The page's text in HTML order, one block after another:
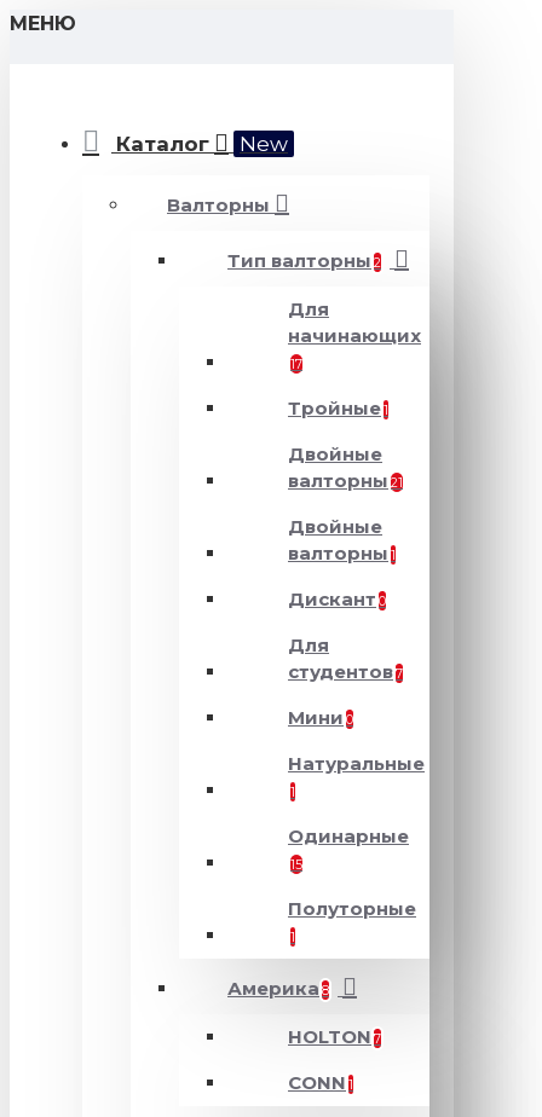
МЕНЮ
Каталог New
Валторны
Тип валторны 2
Для
начинающих
17
Тройные1
Двойные
валторны 21
Двойные
валторны 1
Дискант 0
Для
студентов7
Мини 0
Натуральные
1
Одинарные
15
Полуторные
1
Америка 8
HOLTON 7
CONN 1